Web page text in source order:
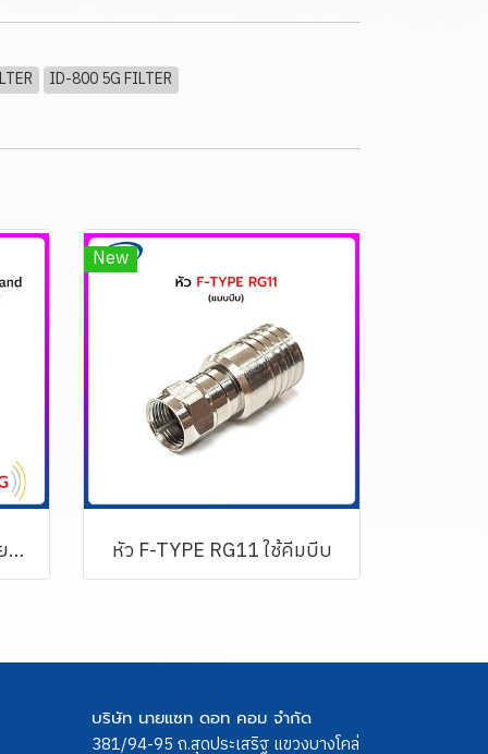
ID-800 5G FILTER
หัวรับสัญญาณจานดาวเทียม (2 ขั้ว) C-Band IDEASAT รุ่น ID-820 (5G FILTER)
New
หัว F-TYPE RG11 ใช้คีมบีบ
บริษัท นายแซท ดอท คอม จำกัด
381/94-95 ถ.สุดประเสริฐ แขวงบางโคล่